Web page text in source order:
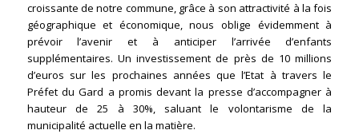
croissante de notre commune, grâce à son attractivité à la fois
géographique et économique, nous oblige évidemment à
prévoir l’avenir et à anticiper l’arrivée d’enfants
supplémentaires. Un investissement de près de 10 millions
d’euros sur les prochaines années que l’Etat à travers le
Préfet du Gard a promis devant la presse d’accompagner à
hauteur de 25 à 30%, saluant le volontarisme de la
municipalité actuelle en la matière.